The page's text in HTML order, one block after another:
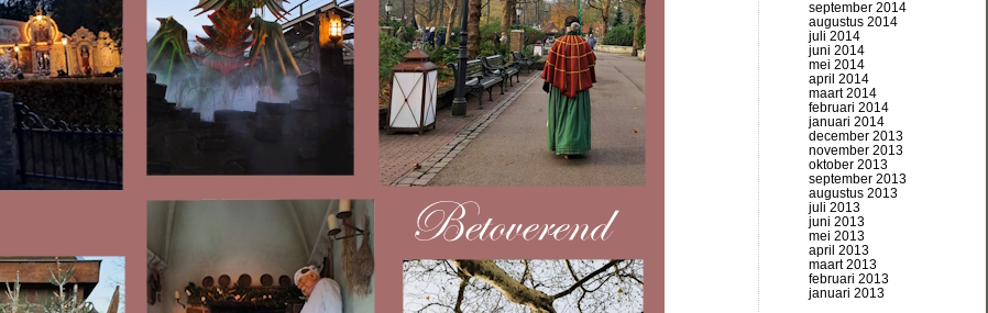
september 2014
augustus 2014
juli 2014
juni 2014
mei 2014
april 2014
maart 2014
februari 2014
januari 2014
december 2013
november 2013
oktober 2013
september 2013
augustus 2013
juli 2013
juni 2013
mei 2013
april 2013
maart 2013
februari 2013
januari 2013